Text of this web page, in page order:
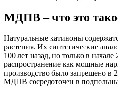
МДПВ – что это
Натуральные катиноны
растения. Их синтетические
100 лет назад, но только в
распространение как мощные
производство было запрещено в
МДПВ сосредоточен в